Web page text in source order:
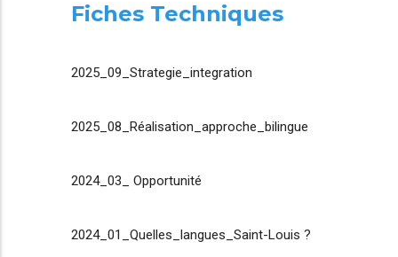
Fiches Techniques
2025_09_Strategie_integration
2025_08_Réalisation_approche_bilingue
2024_03_ Opportunité
2024_01_Quelles_langues_Saint-Louis ?